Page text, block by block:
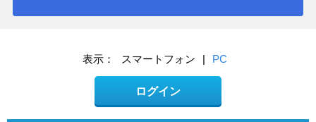
表示： スマートフォン | PC
ログイン